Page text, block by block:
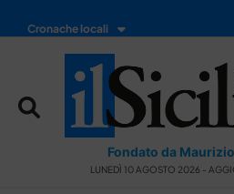
Cronache locali
Fondato da
LUNEDÌ 10 AGOSTO 2026 -